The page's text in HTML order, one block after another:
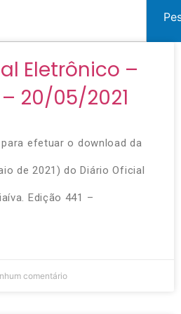
Eletrônico –
20/05/2021
efetuar o download da
de 2021) do Diário Oficial
Edição 441 –
comentário